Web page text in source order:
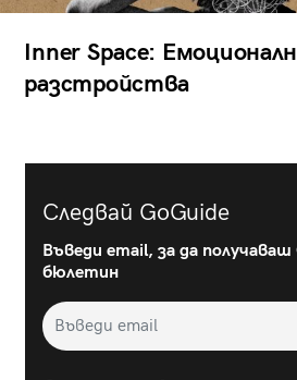
Inner Space:
разстройства
Следвай GoGuide
Въведи email, за да получаваш
бюлетин